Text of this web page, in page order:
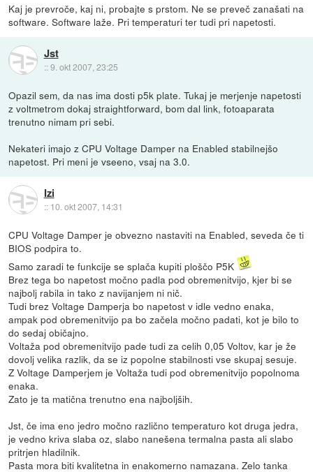
Kaj je prevroče, kaj ni, probajte s prstom. Ne se preveč zanašati na
software. Software laže. Pri temperaturi ter tudi pri napetosti.
Jst
::9. okt 2007, 23:25
Opazil sem, da nas ima dosti p5k plate. Tukaj je merjenje napetosti
z voltmetrom dokaj straightforward, bom dal link, fotoaparata
trenutno nimam pri sebi.
Nekateri imajo z CPU Voltage Damper na Enabled stabilnejšo
napetost. Pri meni je vseeno, vsaj na 3.0.
Izi
:: 10. okt 2007, 14:31
CPU Voltage Damper je obvezno nastaviti na Enabled, seveda če ti
BIOS podpira to.
Samo zaradi te funkcije se splača kupiti ploščo P5K
Brez tega bo napetost močno padla pod obremenitvijo, kjer bi se
najbolj rabila in tako z navijanjem ni nič.
Tudi brez Voltage Damperja bo napetost v idle vedno enaka,
ampak pod obremenitvijo pa bo začela močno padati, kot je bilo to
do sedaj običajno.
Voltaža pod obremenitvijo pade tudi za celih 0,05 Voltov, kar je že
dovolj velika razlik, da se iz popolne stabilnosti vse skupaj sesuje.
Z Voltage Damperjem je Voltaža tudi pod obremenitvijo popolnoma
enaka.
Zato je ta matična trenutno ena najboljših.
Jst, če ima eno jedro močno različno temperaturo kot druga jedra,
je vedno kriva slaba oz, slabo nanešena termalna pasta ali slabo
pritrjen hladilnik.
Pasta mora biti kvalitetna in enakomerno namazana. Zelo tanka